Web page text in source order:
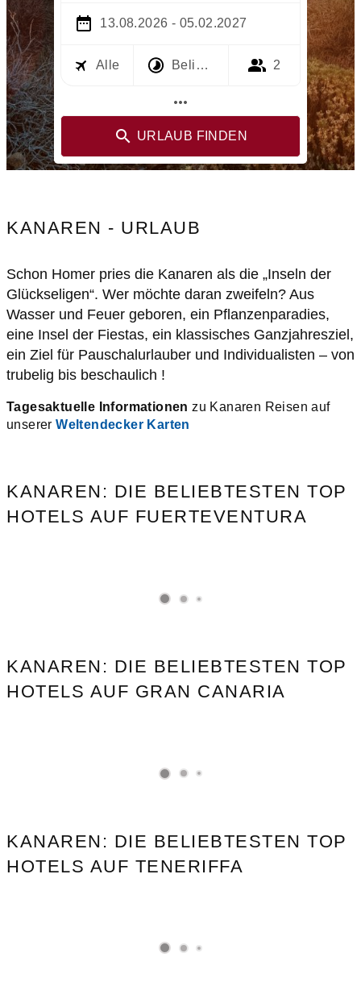
13.08.2026 - 05.02.2027
Alle Beliebig 2
more_horiz
URLAUB FINDEN
KANAREN - URLAUB
Schon Homer pries die Kanaren als die „Inseln der
Glückseligen“. Wer möchte daran zweifeln? Aus
Wasser und Feuer geboren, ein Pflanzenparadies,
eine Insel der Fiestas, ein klassisches Ganzjahresziel,
ein Ziel für Pauschalurlauber und Individualisten – von
trubelig bis beschaulich !
Tagesaktuelle Informationen zu Kanaren Reisen auf
unsererWeltendecker Karten
KANAREN: DIE BELIEBTESTEN TOP
HOTELS AUF FUERTEVENTURA
KANAREN: DIE BELIEBTESTEN TOP
HOTELS AUF GRAN CANARIA
KANAREN: DIE BELIEBTESTEN TOP
HOTELS AUF TENERIFFA